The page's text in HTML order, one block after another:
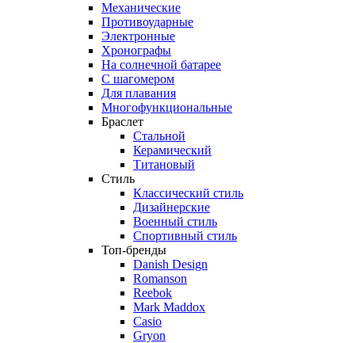
Механические
Противоударные
Электронные
Хронографы
На солнечной батарее
С шагомером
Для плавания
Многофункциональные
Браслет
Стальной
Керамический
Титановый
Стиль
Классический стиль
Дизайнерские
Военный стиль
Спортивный стиль
Топ-бренды
Danish Design
Romanson
Reebok
Mark Maddox
Casio
Gryon